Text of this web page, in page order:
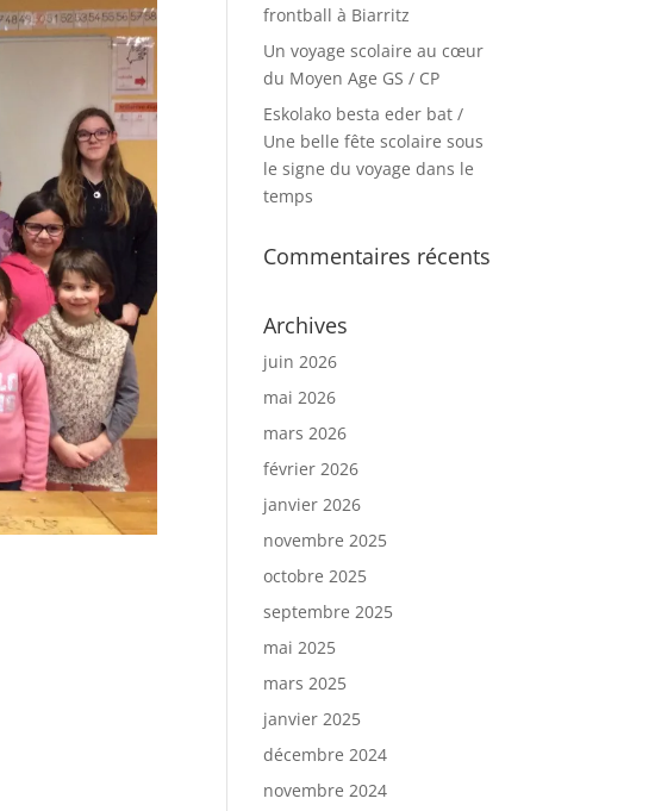
frontball à Biarritz
Un voyage scolaire au cœur
du Moyen Age GS / CP
Eskolako besta eder bat /
Une belle fête scolaire sous
le signe du voyage dans le
temps
Commentaires récents
Archives
juin 2026
mai 2026
mars 2026
février 2026
janvier 2026
novembre 2025
octobre 2025
septembre 2025
mai 2025
mars 2025
janvier 2025
décembre 2024
novembre 2024